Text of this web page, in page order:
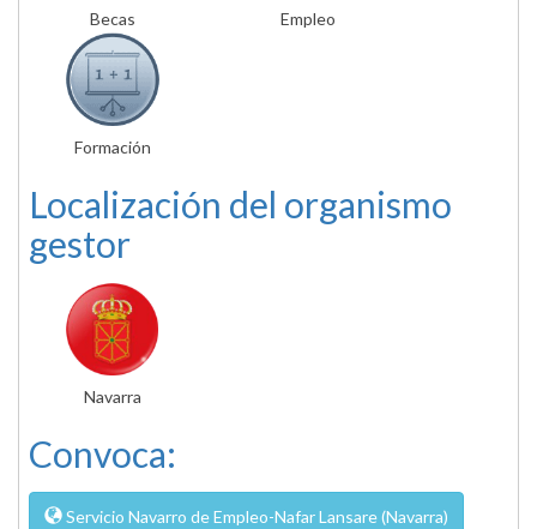
Becas Empleo
Formación
Localización del organismo
gestor
Navarra
Convoca:
Servicio Navarro de Empleo-Nafar Lansare (Navarra)